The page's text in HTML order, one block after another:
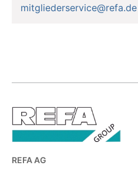
mitgliederservice@refa.de
REFA AG